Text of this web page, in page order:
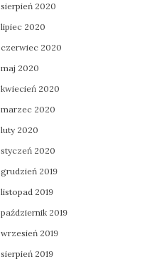
sierpień 2020
lipiec 2020
czerwiec 2020
maj 2020
kwiecień 2020
marzec 2020
luty 2020
styczeń 2020
grudzień 2019
listopad 2019
październik 2019
wrzesień 2019
sierpień 2019